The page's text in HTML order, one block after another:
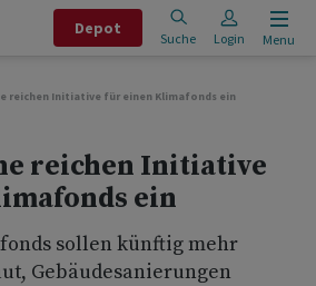
Depot
Suche Login Menu
reichen Initiative für einen Klimafonds ein
reichen Initiative
ein
sollen künftig mehr
Gebäudesanierungen